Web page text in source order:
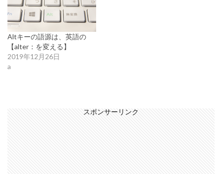
Altキーの語源は、英語の
【alter：を変える】
2019年12月26日
a
スポンサーリンク